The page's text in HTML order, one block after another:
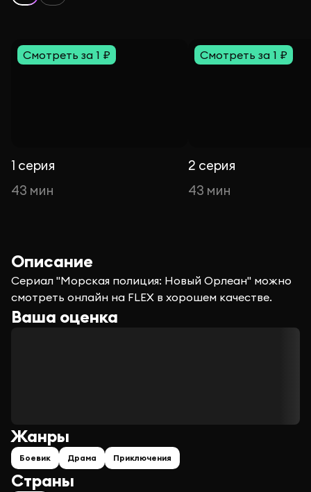
Смотреть за 1 ₽
1 серия
43 мин
Смотреть за 1 ₽
2 серия
43 мин
Описание
Сериал "Морская полиция: Новый Орлеан" можно
смотреть онлайн на FLEX в хорошем качестве.
Ваша оценка
Страны
Жанры
Боевик Драма Приключения